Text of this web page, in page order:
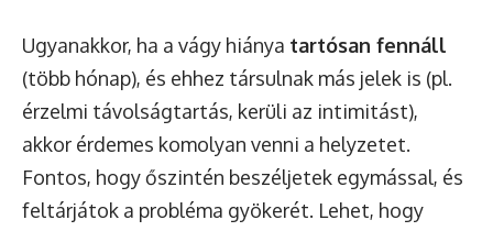
Ugyanakkor, ha a vágy hiánya tartósan fennáll
(több hónap), és ehhez társulnak más jelek is (pl.
érzelmi távolságtartás, kerüli az intimitást),
akkor érdemes komolyan venni a helyzetet.
Fontos, hogy őszintén beszéljetek egymással, és
feltárjátok a probléma gyökerét. Lehet, hogy